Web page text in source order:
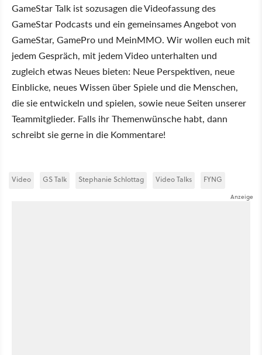
GameStar Talk ist sozusagen die Videofassung des
GameStar Podcasts und ein gemeinsames Angebot von
GameStar, GamePro und MeinMMO. Wir wollen euch mit
jedem Gespräch, mit jedem Video unterhalten und
zugleich etwas Neues bieten: Neue Perspektiven, neue
Einblicke, neues Wissen über Spiele und die Menschen,
die sie entwickeln und spielen, sowie neue Seiten unserer
Teammitglieder. Falls ihr Themenwünsche habt, dann
schreibt sie gerne in die Kommentare!
Video GS Talk Stephanie Schlottag Video Talks FYNG